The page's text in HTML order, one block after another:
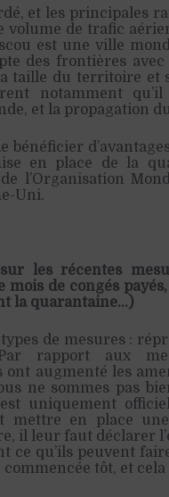
et les principales
volume de trafic
est une ville
des frontières avec
taille du territoire et
notamment
et la propagation
bénéficier
en place de la
l’Organisation
Uni.
les récentes
de congés
la quarantaine…)
de mesures :
rapport aux
augmenté les
ne sommes pas
uniquement
mettre en place
il leur faut déclarer
ce qu’ils peuvent
tôt, et cela